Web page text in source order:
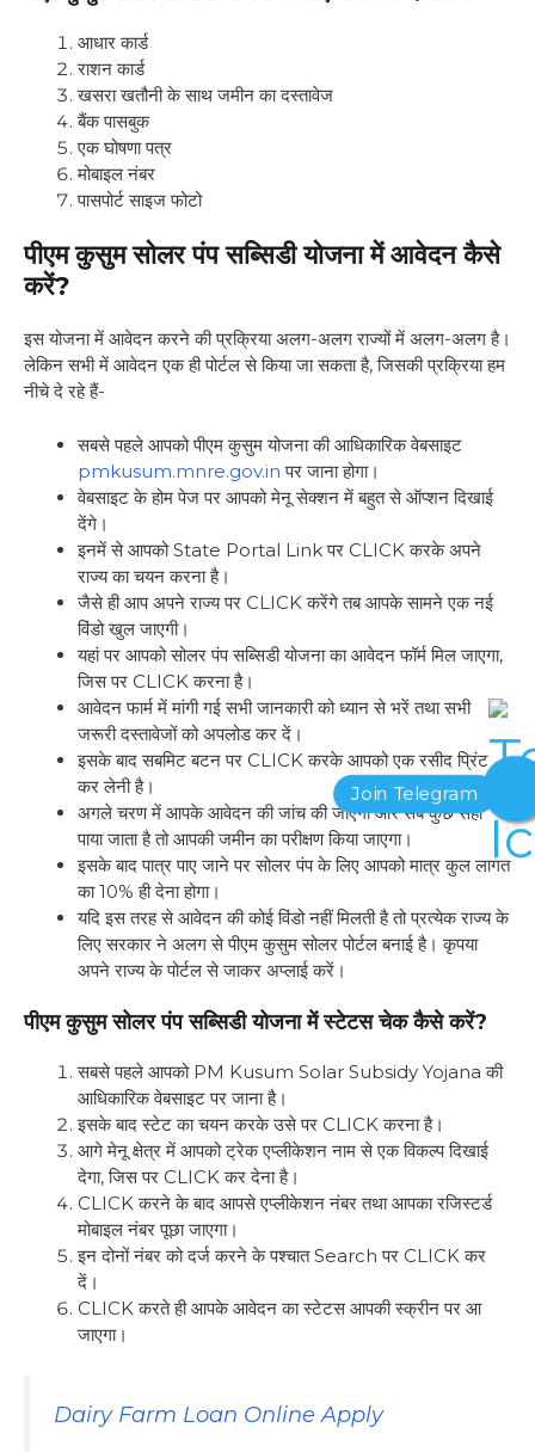
आधार कार्ड
राशन कार्ड
खसरा खतौनी के साथ जमीन का दस्तावेज
बैंक पासबुक
एक घोषणा पत्र
मोबाइल नंबर
पासपोर्ट साइज फोटो
पीएम कुसुम सोलर पंप सब्सिडी योजना में आवेदन कैसे
करें?
इस योजना में आवेदन करने की प्रक्रिया अलग-अलग राज्यों में अलग-अलग है।
लेकिन सभी में आवेदन एक ही पोर्टल से किया जा सकता है, जिसकी प्रक्रिया हम
नीचे दे रहे हैं-
सबसे पहले आपको पीएम कुसुम योजना की आधिकारिक वेबसाइट
pmkusum.mnre.gov.in पर जाना होगा।
वेबसाइट के होम पेज पर आपको मेनू सेक्शन में बहुत से ऑप्शन दिखाई
देंगे।
इनमें से आपको State Portal Link पर CLICK करके अपने
राज्य का चयन करना है।
जैसे ही आप अपने राज्य पर CLICK करेंगे तब आपके सामने एक नई
विंडो खुल जाएगी।
यहां पर आपको सोलर पंप सब्सिडी योजना का आवेदन फॉर्म मिल जाएगा,
जिस पर CLICK करना है।
आवेदन फार्म में मांगी गई सभी जानकारी को ध्यान से भरें तथा सभी
जरूरी दस्तावेजों को अपलोड कर दें।
इसके बाद सबमिट बटन पर CLICK करके आपको एक रसीद प्रिंट
कर लेनी है।
अगले चरण में आपके आवेदन की जांच की जाएगी और सब कुछ सही
पाया जाता है तो आपकी जमीन का परीक्षण किया जाएगा।
इसके बाद पात्र पाए जाने पर सोलर पंप के लिए आपको मात्र कुल लागत
का 10% ही देना होगा।
यदि इस तरह से आवेदन की कोई विंडो नहीं मिलती है तो प्रत्येक राज्य के
लिए सरकार ने अलग से पीएम कुसुम सोलर पोर्टल बनाई है। कृपया
अपने राज्य के पोर्टल से जाकर अप्लाई करें।
पीएम कुसुम सोलर पंप सब्सिडी योजना में स्टेटस चेक कैसे करें?
सबसे पहले आपको PM Kusum Solar Subsidy Yojana की
आधिकारिक वेबसाइट पर जाना है।
इसके बाद स्टेट का चयन करके उसे पर CLICK करना है।
आगे मेनू क्षेत्र में आपको ट्रेक एप्लीकेशन नाम से एक विकल्प दिखाई
देगा, जिस पर CLICK कर देना है।
CLICK करने के बाद आपसे एप्लीकेशन नंबर तथा आपका रजिस्टर्ड
मोबाइल नंबर पूछा जाएगा।
इन दोनों नंबर को दर्ज करने के पश्चात Search पर CLICK कर
दें।
CLICK करते ही आपके आवेदन का स्टेटस आपकी स्क्रीन पर आ
जाएगा।
Dairy Farm Loan Online Apply